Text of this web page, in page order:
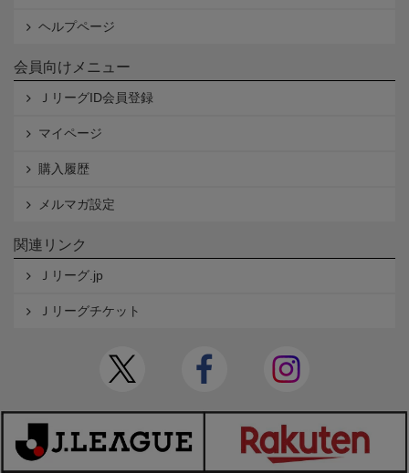
ヘルプページ
会員向けメニュー
ＪリーグID会員登録
マイページ
購入履歴
メルマガ設定
関連リンク
Ｊリーグ.jp
Ｊリーグチケット